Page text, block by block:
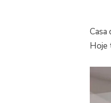
Casa
Hoje